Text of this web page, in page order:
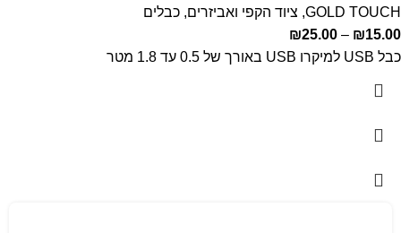
GOLD TOUCH
, ציוד הקפי ואביזרים, כבלים
₪15.00
–
₪25.00
כבל USB למיקרו USB באורך של 0.5 עד 1.8 מטר